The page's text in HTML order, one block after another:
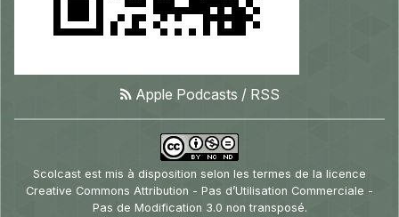
Apple Podcasts / RSS
Scolcast est mis à disposition selon les termes de la licence
Creative Commons Attribution - Pas d’Utilisation Commerciale -
Pas de Modification 3.0 non transposé.